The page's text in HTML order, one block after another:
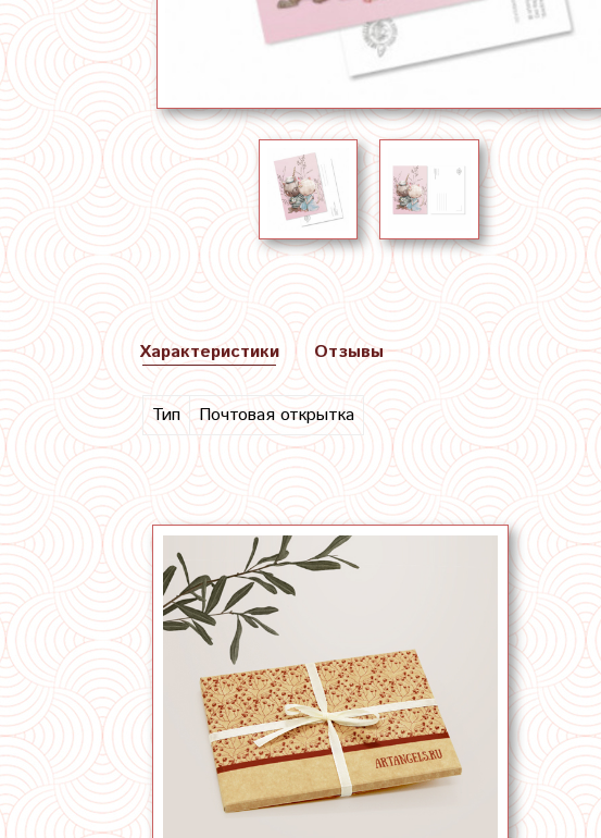
Характеристики
Тип Почтовая открытка
Отзывы